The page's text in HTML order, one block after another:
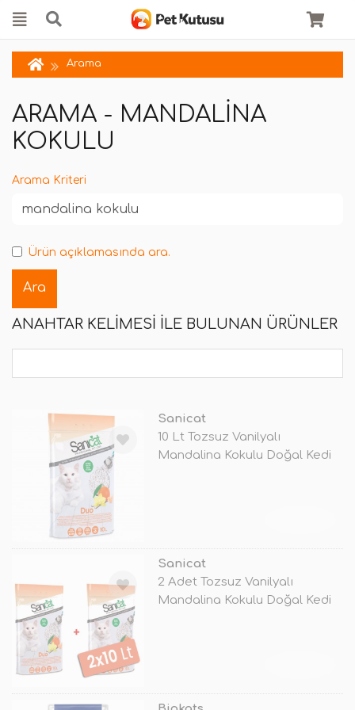
Arama
ARAMA - MANDALINA
KOKULU
Arama Kriteri
Ürün açıklamasında ara.
ANAHTAR KELIMESI ILE BULUNAN ÜRÜNLER
Sanicat
10 Lt Tozsuz Vanilyalı
Mandalina Kokulu Doğal Kedi
Sanicat
2 Adet Tozsuz Vanilyalı
Mandalina Kokulu Doğal Kedi